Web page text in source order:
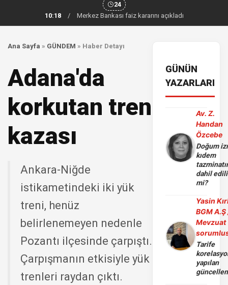
24
10:18
/ Merkez Bankası faiz kararını açıkladı
Ana Sayfa » GÜNDEM » Haber Detayı
Adana'da
korkutan tren
kazası
Ankara-Niğde
istikametindeki iki yük
treni, henüz
belirlenemeyen nedenle
Pozantı ilçesinde çarpıştı.
Çarpışmanın etkisiyle yük
trenleri raydan çıktı.
GÜNÜN
YAZARLARI
Av. Z.
Handan
Özcebe
Doğum
kıdem
dahil
mi?
Yasin
BGM A.Ş
Mevzuat
Tarife
yapılan